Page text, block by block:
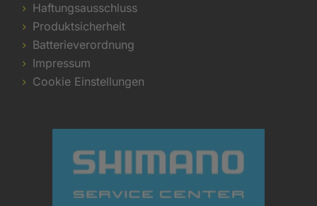
Haftungsausschluss
Produktsicherheit
Batterieverordnung
Impressum
Cookie Einstellungen